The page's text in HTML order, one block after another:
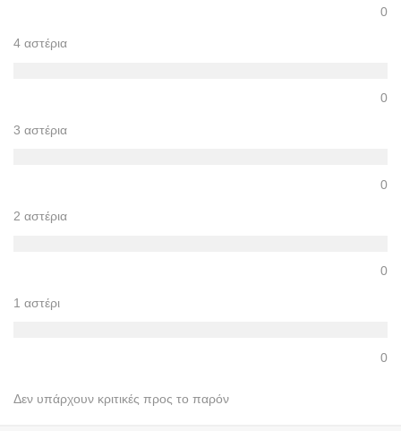
0
4 αστέρια
0
3 αστέρια
0
2 αστέρια
0
1 αστέρι
0
Δεν υπάρχουν κριτικές προς το παρόν